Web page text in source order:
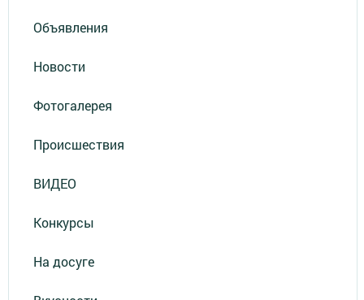
Объявления
Новости
Фотогалерея
Происшествия
ВИДЕО
Конкурсы
На досуге